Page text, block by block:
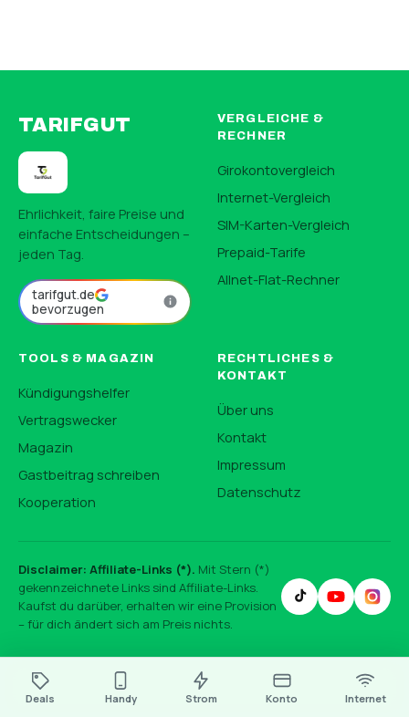
TARIFGUT
Ehrlichkeit, faire Preise und
einfache Entscheidungen –
jeden Tag.
tarifgut.de
bevorzugen
VERGLEICHE &
RECHNER
Girokontovergleich
Internet-Vergleich
SIM-Karten-Vergleich
Prepaid-Tarife
Allnet-Flat-Rechner
TOOLS & MAGAZIN
Kündigungshelfer
Vertragswecker
Magazin
Gastbeitrag schreiben
Kooperation
RECHTLICHES &
KONTAKT
Über uns
Kontakt
Impressum
Datenschutz
Disclaimer: Affiliate-Links (*). Mit Stern (*)
gekennzeichnete Links sind Affiliate-Links.
Kaufst du darüber, erhalten wir eine Provision
– für dich ändert sich am Preis nichts.
Deals Handy Strom Konto Internet